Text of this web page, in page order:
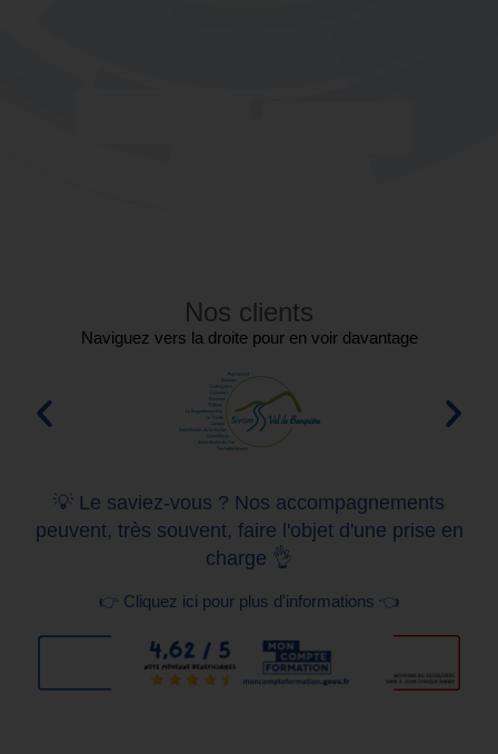
Nos clients
Naviguez vers la droite pour en voir davantage
💡 Le saviez-vous ? Nos accompagnements
peuvent, très souvent, faire l'objet d'une prise en
charge 👌
👉 Cliquez ici pour plus d'informations 👈